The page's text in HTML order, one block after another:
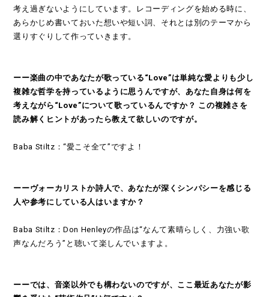
考え過ぎないようにしています。レコーディングを始める時に、
あらかじめ書いておいた想いや短い詞、それとは別のテーマから
選りすぐりして作っていきます。
ーー楽曲の中であなたが歌っている“Love”は単純な愛よりも少し
複雑な哲学を持っているように思うんですが、あなた自身は何を
考えながら“Love”について歌っているんですか？ この複雑さを
読み解くヒントがあったら教えて欲しいのですが。
Baba Stiltz：“愛こそ全て”ですよ！
ーーヴォーカリストか詩人で、あなたが深くシンパシーを感じる
人や参考にしている人はいますか？
Baba Stiltz：Don Henleyの作品は“なんて素晴らしく、力強い歌
声なんだろう”と聴いて楽しんでいますよ。
ーーでは、音楽以外でも構わないのですが、ここ最近あなたが影